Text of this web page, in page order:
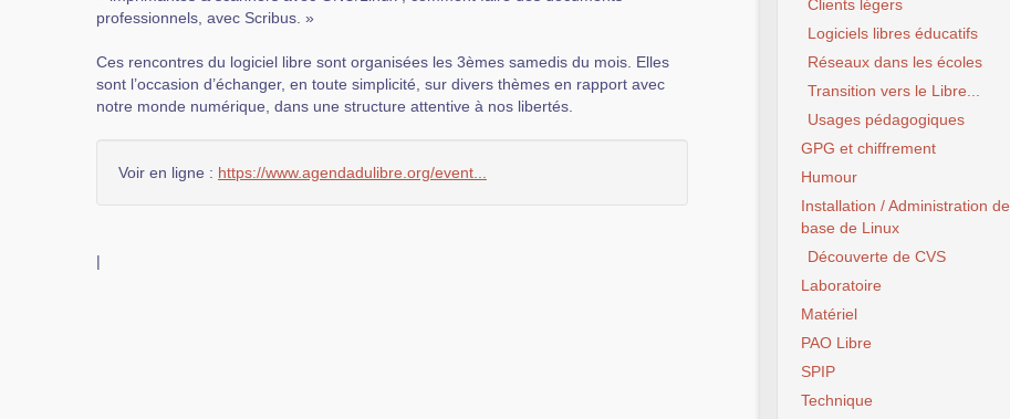
professionnels, avec Scribus. »
Ces rencontres du logiciel libre sont organisées les 3èmes samedis du mois. Elles
sont l’occasion d’échanger, en toute simplicité, sur divers thèmes en rapport avec
notre monde numérique, dans une structure attentive à nos libertés.
Voir en ligne : https://www.agendadulibre.org/event...
|
Clients légers
Logiciels libres éducatifs
Réseaux dans les écoles
Transition vers le Libre...
Usages pédagogiques
GPG et chiffrement
Humour
Installation / Administration de
base de Linux
Découverte de CVS
Laboratoire
Matériel
PAO Libre
SPIP
Technique